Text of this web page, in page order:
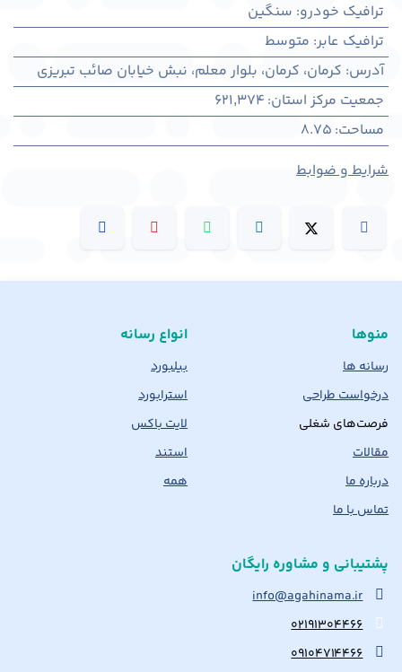
ترافیک خودرو: سنگین
ترافیک عابر: متوسط
آدرس: کرمان، كرمان، بلوار معلم، نبش خیابان صائب تبریزی
جمعیت مرکز استان:
621,374
مساحت:
8.75
شرایط و ضوابط
منوها
رسانه ها
درخواست طراحی
فرصت‌های شغلی
مقالات
درباره ما
تماس با ما
انواع رسانه
بیلبورد
استرابورد
لایت باکس
استند
همه
پشتیبانی و مشاوره رایگان
info@agahinama.ir
۰۲۱۹۱۳۰۴۴۶۶
۰۹۱۰۴۷۱۴۴۶۶